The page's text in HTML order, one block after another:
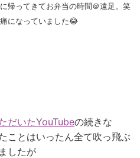
帰ってきてお弁当の時間＠遠足。笑
になっていました😂
だいたYouTubeの続きな
ことはいったん全て吹っ飛ぶ
したが